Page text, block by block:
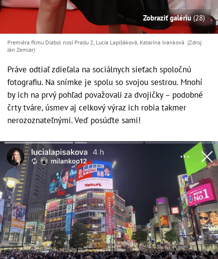
Zobraziť galériu(28)
Premiéra filmu Diabol nosí Pradu 2, Lucia Lapišáková, Katarína Ivanková (Zdroj:
Ján Zemiar)
Práve odtiaľ zdieľala na sociálnych sieťach spoločnú
fotografiu. Na snímke je spolu so svojou sestrou. Mnohí
by ich na prvý pohľad považovali za dvojičky – podobné
črty tváre, úsmev aj celkový výraz ich robia takmer
nerozoznateľnými. Veď posúďte sami!